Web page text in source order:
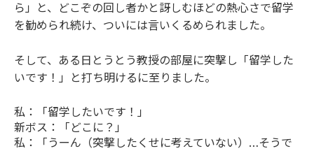
ら」と、どこぞの回し者かと訝しむほどの熱心さで留学
を勧められ続け、ついには言いくるめられました。
そして、ある日とうとう教授の部屋に突撃し「留学した
いです！」と打ち明けるに至りました。
私：「留学したいです！」
新ボス：「どこに？」
私：「うーん（突撃したくせに考えていない）…そうで